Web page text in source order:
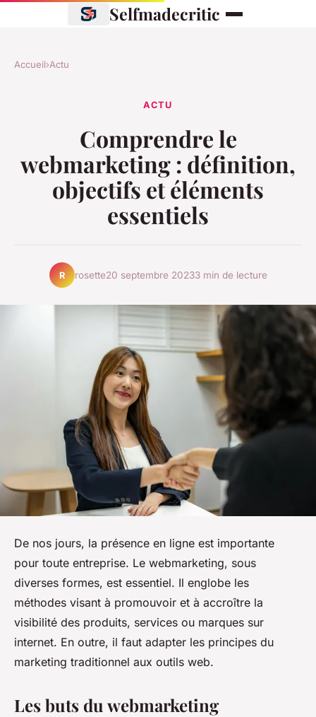
Selfmadecritic
Accueil›Actu
ACTU
Comprendre le
webmarketing : définition,
objectifs et éléments
essentiels
R rosette20 septembre 20233 min de lecture
De nos jours, la présence en ligne est importante
pour toute entreprise. Le webmarketing, sous
diverses formes, est essentiel. Il englobe les
méthodes visant à promouvoir et à accroître la
visibilité des produits, services ou marques sur
internet. En outre, il faut adapter les principes du
marketing traditionnel aux outils web.
Les buts du webmarketing